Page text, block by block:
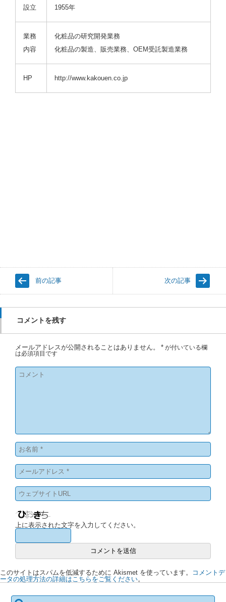
設立 1955年
業務
内容
化粧品の研究開発業務
化粧品の製造、販売業務、OEM受託製造業務
HP http://www.kakouen.co.jp
前の記事 次の記事
コメントを残す
メールアドレスが公開されることはありません。 * が付いている欄
は必須項目です
上に表示された文字を入力してください。
このサイトはスパムを低減するために Akismet を使っています。
コメントデ
ータの処理方法の詳細はこちらをご覧ください。
検